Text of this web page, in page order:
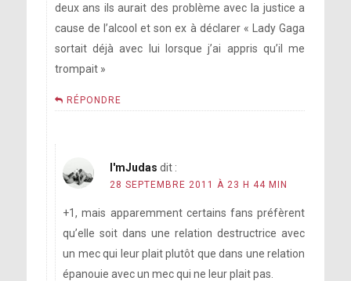
deux ans ils aurait des problème avec la justice a
cause de l’alcool et son ex à déclarer « Lady Gaga
sortait déjà avec lui lorsque j’ai appris qu’il me
trompait »
RÉPONDRE
I'mJudas dit :
28 SEPTEMBRE 2011 À 23 H 44 MIN
+1, mais apparemment certains fans préfèrent
qu’elle soit dans une relation destructrice avec
un mec qui leur plait plutôt que dans une relation
épanouie avec un mec qui ne leur plait pas.